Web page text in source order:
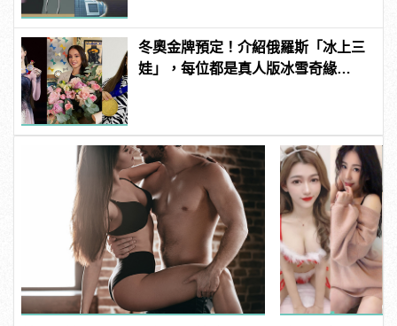
冬奧金牌預定！介紹俄羅斯「冰上三
娃」，每位都是真人版冰雪奇緣